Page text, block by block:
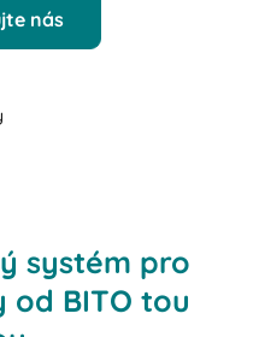
nás
systém pro
BITO tou